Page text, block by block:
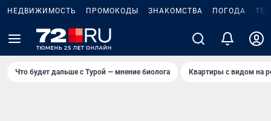
НЕДВИЖИМОСТЬ ПРОМОКОДЫ ЗНАКОМСТВА ПОГОДА
Что будет дальше с Турой — мнение биолога Квартиры с видом на